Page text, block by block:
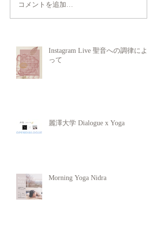
コメントを追加…
Instagram Live 聖音への調律によ
って
麗澤大学 Dialogue x Yoga
Morning Yoga Nidra